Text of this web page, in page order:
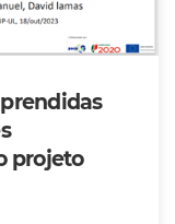
projeto